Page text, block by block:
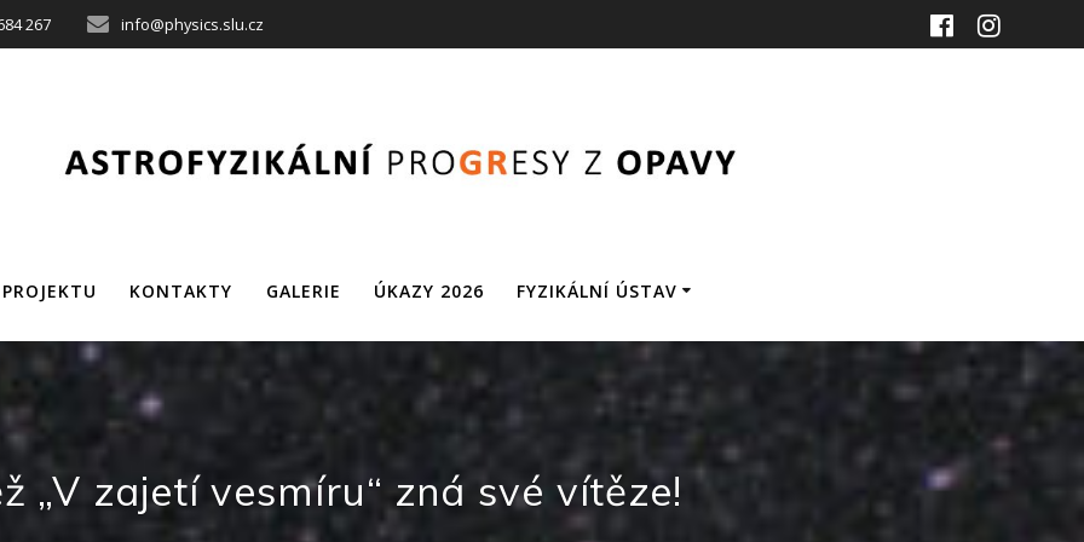
267 info@physics.slu.cz
KONTAKTY GALERIE ÚKAZY 2026 FYZIKÁLNÍ ÚSTAV
„V zajetí vesmíru“ zná své vítěze!